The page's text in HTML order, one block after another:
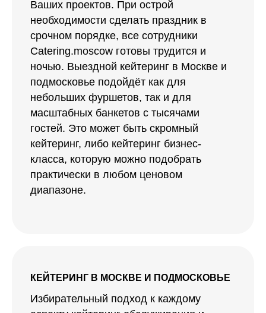
необходимости сделать праздник в
срочном порядке, все сотрудники
Catering.moscow готовы трудится и
ночью. Выездной кейтеринг в Москве и
подмосковье подойдёт как для
небольших фуршетов, так и для
масштабных банкетов с тысячами
гостей. Это может быть скромный
кейтеринг, либо кейтеринг бизнес-
класса, которую можно подобрать
практически в любом ценовом
диапазоне.
Избирательный подход к каждому
аспекту кейтеринг обслуживания и